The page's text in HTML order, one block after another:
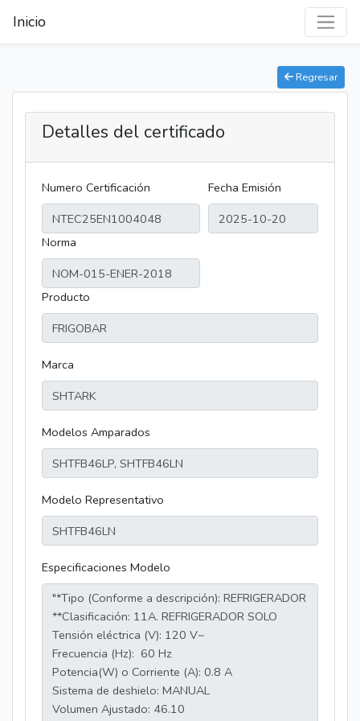
Inicio
Regresar
Detalles del certificado
Numero Certificación Fecha Emisión
Norma
Producto
Marca
Modelos Amparados
Modelo Representativo
Especificaciones Modelo